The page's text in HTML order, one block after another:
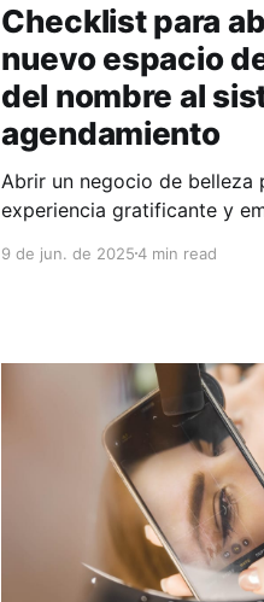
Checklist para
nuevo espacio
del nombre al
agendamiento
Abrir un negocio de belleza
experiencia gratificante y
para garantizar que todo
para el éxito de tu salón. Si
9 de jun. de 20254 min read